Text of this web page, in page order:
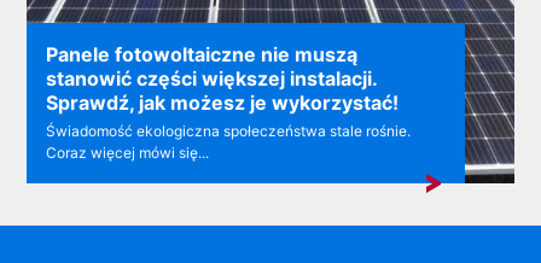
Panele fotowoltaiczne nie muszą
stanowić części większej instalacji.
Sprawdź, jak możesz je wykorzystać!
Świadomość ekologiczna społeczeństwa stale rośnie.
Coraz więcej mówi się...